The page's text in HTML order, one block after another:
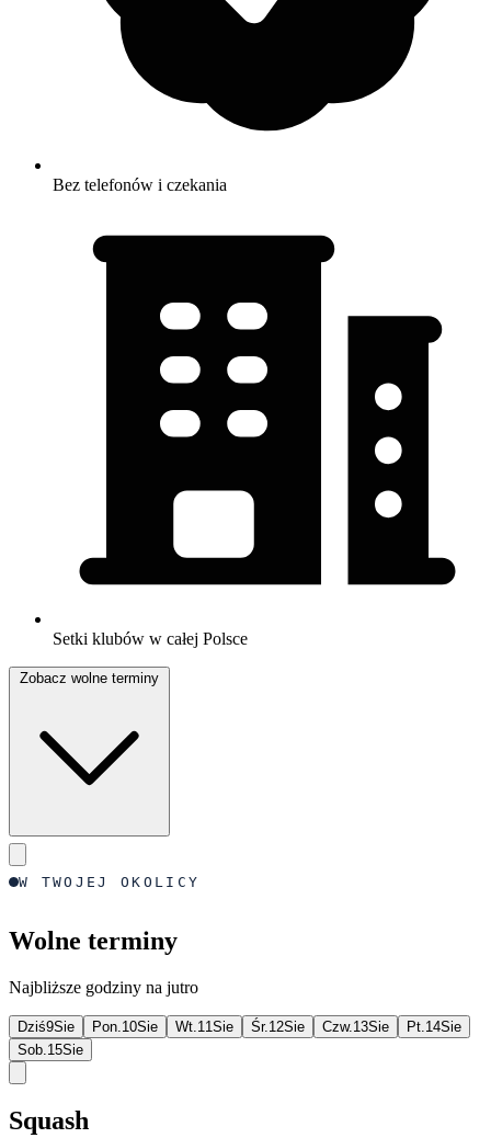
Bez telefonów i czekania
Setki klubów w całej Polsce
W TWOJEJ OKOLICY
Wolne terminy
Najbliższe godziny na jutro
Dziś9Sie Pon. 10Sie Wt. 11Sie Śr. 12Sie Czw. 13Sie Pt. 14Sie
Sob. 15Sie
Squash